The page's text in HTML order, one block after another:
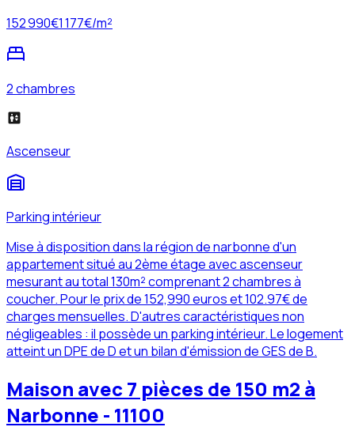
152 990€1 177€/m²
2 chambres
Ascenseur
Parking intérieur
Mise à disposition dans la région de narbonne d'un
appartement situé au 2ème étage avec ascenseur
mesurant au total 130m² comprenant 2 chambres à
coucher. Pour le prix de 152,990 euros et 102.97€ de
charges mensuelles. D'autres caractéristiques non
négligeables : il possède un parking intérieur. Le logement
atteint un DPE de D et un bilan d'émission de GES de B.
Maison avec 7 pièces de 150 m2 à
Narbonne - 11100